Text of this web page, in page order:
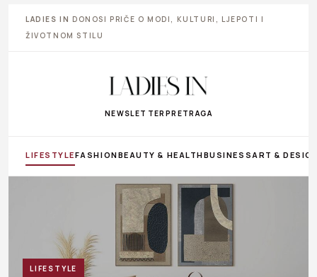
LADIES IN DONOSI PRIČE O MODI, KULTURI, LJEPOTI I
ŽIVOTNOM STILU
NEWSLETTER PRETRAGA
LIFESTYLEFASHIONBEAUTY & HEALTHBUSINESS ART &
LIFESTYLE